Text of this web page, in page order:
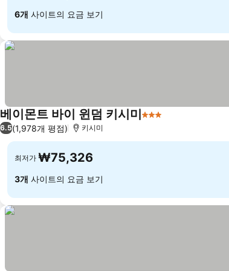
6개 사이트의 요금 보기
베이몬트 바이 윈덤 키시미3 성급
6.5(1,978개 평점) 키시미
최저가 ₩75,326
3개 사이트의 요금 보기